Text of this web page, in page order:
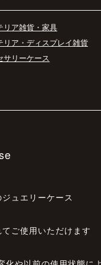
リア雑貨・家具
リア・ディスプレイ雑貨
サリーケース
ュエリーケース
ご使用いただけます